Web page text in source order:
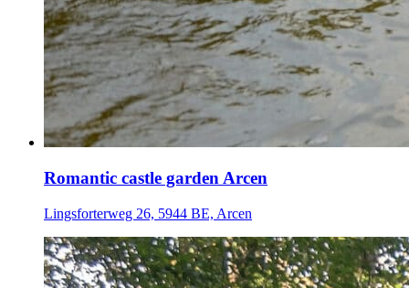
Romantic castle garden Arcen
Lingsforterweg 26, 5944 BE, Arcen